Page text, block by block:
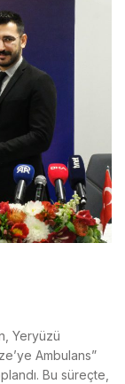
Yeryüzü
Ambulans”
Bu süreçte,